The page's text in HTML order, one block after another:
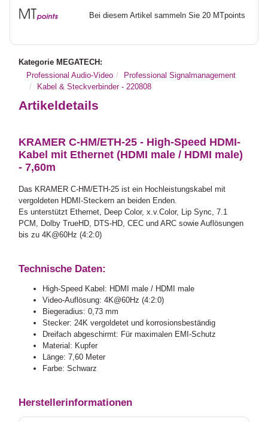
Bei diesem Artikel sammeln Sie 20 MTpoints
Kategorie MEGATECH:
Professional Audio-Video
Professional Signalmanagement
Kabel & Steckverbinder - 220808
Artikeldetails
KRAMER C-HM/ETH-25 - High-Speed HDMI-
Kabel mit Ethernet (HDMI male / HDMI male)
- 7,60m
Das KRAMER C-HM/ETH-25 ist ein Hochleistungskabel mit
vergoldeten HDMI-Steckern an beiden Enden.
Es unterstützt Ethernet, Deep Color, x.v.Color, Lip Sync, 7.1
PCM, Dolby TrueHD, DTS-HD, CEC und ARC sowie Auflösungen
bis zu 4K@60Hz (4:2:0)
Technische Daten:
High-Speed Kabel: HDMI male / HDMI male
Video-Auflösung: 4K@60Hz (4:2:0)
Biegeradius: 0,73 mm
Stecker: 24K vergoldetet und korrosionsbeständig
Dreifach abgeschirmt: Für maximalen EMI-Schutz
Material: Kupfer
Länge: 7,60 Meter
Farbe: Schwarz
Herstellerinformationen